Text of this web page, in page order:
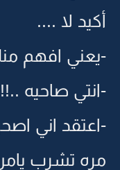
أكيد لا ....
-يعني افهم
-انتي صاحيه
-اعتقد اني
مره تشرب يامن